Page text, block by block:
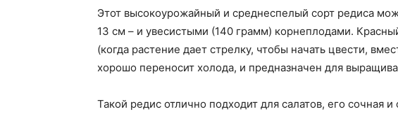
Этот высокоурожайный и среднеспелый сорт редиса
13 см – и увесистыми (140 грамм) корнеплодами.
(когда растение дает стрелку, чтобы начать цвести,
хорошо переносит холода, и предназначен для
Такой редис отлично подходит для салатов, его сочная